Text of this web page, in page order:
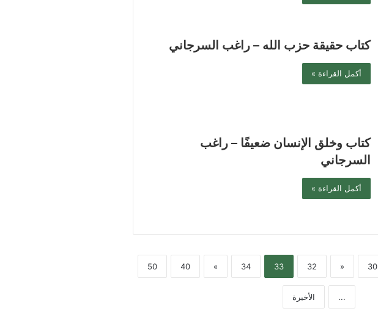
كتاب حقيقة حزب الله – راغب السرجاني
أكمل القراءة »
كتاب وخلق الإنسان ضعيفًا – راغب
السرجاني
أكمل القراءة »
30
«
32
33
34
»
40
50
... الأخيرة